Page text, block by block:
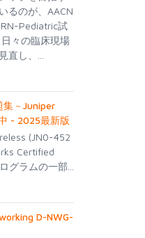
るのが、AACN
Pediatric試
々の臨床現場
し、...
－Juniper
- 2025最新版
(JN0-452
Certified
グラムの一部...
D-NWG-